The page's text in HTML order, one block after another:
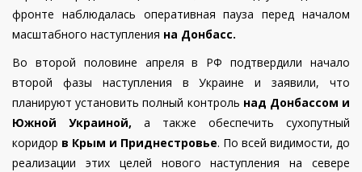
фронте наблюдалась оперативная пауза перед началом
масштабного наступления на Донбасс.
Во второй половине апреля в РФ подтвердили начало
второй фазы наступления в Украине и заявили, что
планируют установить полный контроль над Донбассом и
Южной Украиной, а также обеспечить сухопутный
коридор в Крым и Приднестровье. По всей видимости, до
реализации этих целей нового наступления на севере